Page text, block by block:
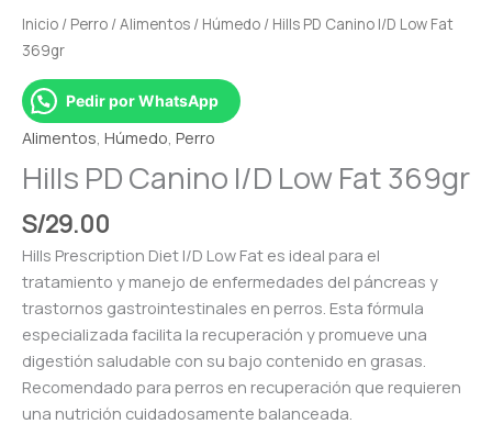
Inicio / Perro /Alimentos / Húmedo / Hills PD Canino I/D Low Fat
369gr
Pedir por WhatsApp
Alimentos Húmedo Perro
Hills PD Canino I/D Low Fat 369gr
S/29.00
Hills Prescription Diet I/D Low Fat es ideal para el
tratamiento y manejo de enfermedades del páncreas y
trastornos gastrointestinales en perros. Esta fórmula
especializada facilita la recuperación y promueve una
digestión saludable con su bajo contenido en grasas.
Recomendado para perros en recuperación que requieren
una nutrición cuidadosamente balanceada.